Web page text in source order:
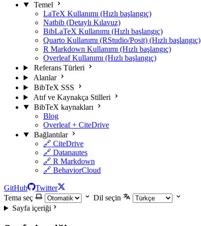
Temel
LaTeX Kullanımı (Hızlı başlangıç)
Natbib (Detaylı Kılavuz)
BibLaTeX Kullanımı (Hızlı başlangıç)
Quarto Kullanımı (RStudio/Posit) (Hızlı başlangıç)
R Markdown Kullanımı (Hızlı başlangıç)
Overleaf Kullanımı (Hızlı başlangıç)
Referans Türleri
Alanlar
BibTeX SSS
Atıf ve Kaynakça Stilleri
BibTeX kaynakları
Blog
Overleaf + CiteDrive
Bağlantılar
🔗 CiteDrive
🔗 Datanautes
🔗 R Markdown
🔗 BehaviorCloud
GitHub
Twitter
Tema seç
Dil seçin
Sayfa içeriği